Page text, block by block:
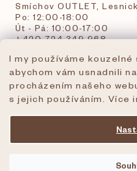
I my používáme kouzelné
abychom vám usnadnili
procházením našeho
s jejich používáním. Více
Smíchov OUTLET,
Po: 12:00-18:00
Út - Pá: 10:00-17:00
+420 724 349 968
objednavky@creammy.cz
tel:+420 724 349 968